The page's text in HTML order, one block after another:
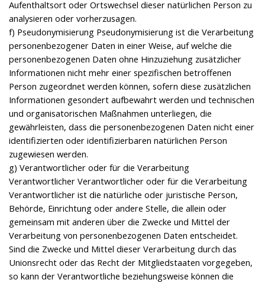
Aufenthaltsort oder Ortswechsel dieser natürlichen Person zu
analysieren oder vorherzusagen.
f) Pseudonymisierung Pseudonymisierung ist die Verarbeitung
personenbezogener Daten in einer Weise, auf welche die
personenbezogenen Daten ohne Hinzuziehung zusätzlicher
Informationen nicht mehr einer spezifischen betroffenen
Person zugeordnet werden können, sofern diese zusätzlichen
Informationen gesondert aufbewahrt werden und technischen
und organisatorischen Maßnahmen unterliegen, die
gewährleisten, dass die personenbezogenen Daten nicht einer
identifizierten oder identifizierbaren natürlichen Person
zugewiesen werden.
g) Verantwortlicher oder für die Verarbeitung
Verantwortlicher Verantwortlicher oder für die Verarbeitung
Verantwortlicher ist die natürliche oder juristische Person,
Behörde, Einrichtung oder andere Stelle, die allein oder
gemeinsam mit anderen über die Zwecke und Mittel der
Verarbeitung von personenbezogenen Daten entscheidet.
Sind die Zwecke und Mittel dieser Verarbeitung durch das
Unionsrecht oder das Recht der Mitgliedstaaten vorgegeben,
so kann der Verantwortliche beziehungsweise können die